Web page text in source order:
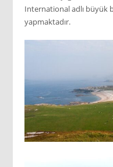
International adlı büyük
yapmaktadır.